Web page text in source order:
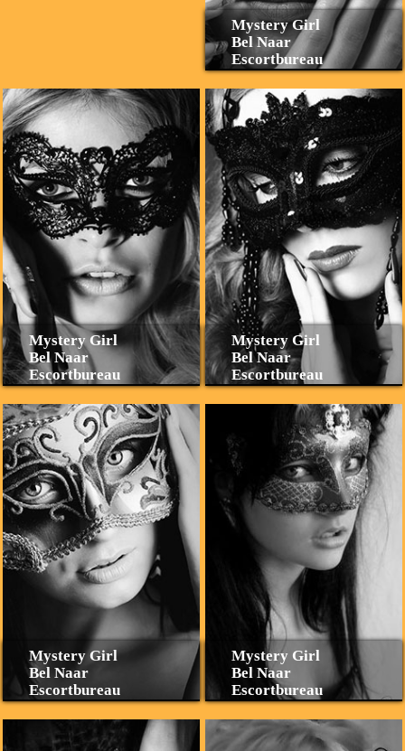
Mystery Girl
Bel Naar
Escortbureau
Mystery Girl
Bel Naar
Escortbureau
Mystery Girl
Bel Naar
Escortbureau
Mystery Girl
Bel Naar
Escortbureau
Mystery Girl
Bel Naar
Escortbureau